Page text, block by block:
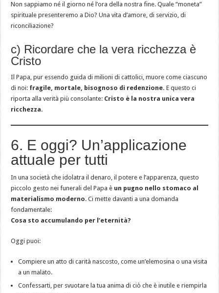
Non sappiamo né il giorno né l’ora della nostra fine. Quale “moneta”
spirituale presenteremo a Dio? Una vita d’amore, di servizio, di
riconciliazione?
c) Ricordare che la vera ricchezza è
Cristo
Il Papa, pur essendo guida di milioni di cattolici, muore come ciascuno
di noi: fragile, mortale, bisognoso di redenzione. E questo ci
riporta alla verità più consolante: Cristo è la nostra unica vera
ricchezza.
6. E oggi? Un’applicazione
attuale per tutti
In una società che idolatra il denaro, il potere e l’apparenza, questo
piccolo gesto nei funerali del Papa è un pugno nello stomaco al
materialismo moderno. Ci mette davanti a una domanda
fondamentale:
Cosa sto accumulando per l’eternità?
Oggi puoi:
Compiere un atto di carità nascosto, come un’elemosina o una visita
a un malato.
Confessarti, per svuotare la tua anima di ciò che è inutile e riempirla